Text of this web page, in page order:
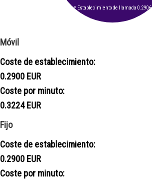
* Establecimiento de llamada 0.290€
Móvil
Coste de establecimiento:
0.2900 EUR
Coste por minuto:
0.3224 EUR
Fijo
Coste de establecimiento:
0.2900 EUR
Coste por minuto: